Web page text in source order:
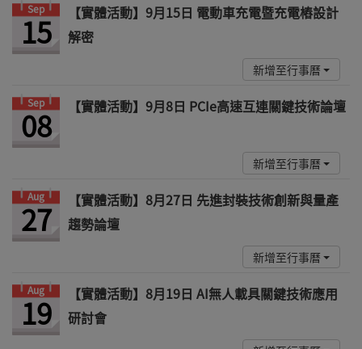
Sep
15
【實體活動】9月15日 電動車充電暨充電樁設計
解密
新增至行事曆
Sep
08 【實體活動】9月8日 PCIe高速互連關鍵技術論壇
新增至行事曆
Aug
27
【實體活動】8月27日 先進封裝技術創新與量產
趨勢論壇
新增至行事曆
Aug
19
【實體活動】8月19日 AI無人載具關鍵技術應用
研討會